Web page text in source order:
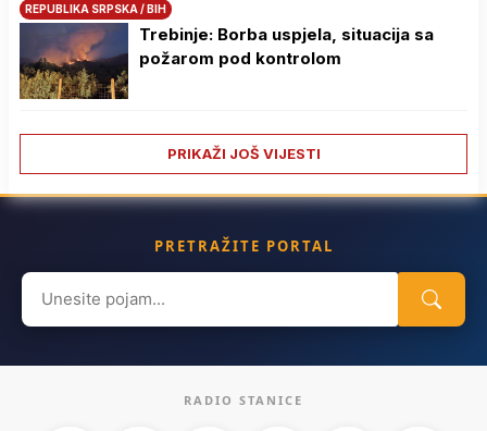
REPUBLIKA SRPSKA / BIH
Trebinje: Borba uspjela, situacija sa
požarom pod kontrolom
PRIKAŽI JOŠ VIJESTI
PRETRAŽITE PORTAL
Search
for:
RADIO STANICE